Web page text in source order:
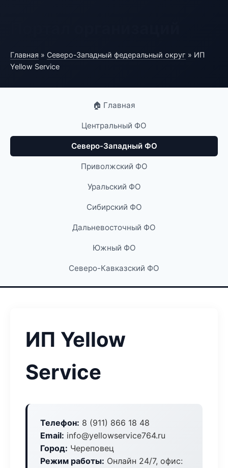
Главная » Северо-Западный федеральный округ » ИП
Yellow Service
🏠 Главная
Центральный ФО
Северо-Западный ФО
Приволжский ФО
Уральский ФО
Сибирский ФО
Дальневосточный ФО
Южный ФО
Северо-Кавказский ФО
ИП Yellow
Service
Телефон: 8 (911) 866 18 48
Email: info@yellowservice764.ru
Город: Череповец
Режим работы: Онлайн 24/7, офис: